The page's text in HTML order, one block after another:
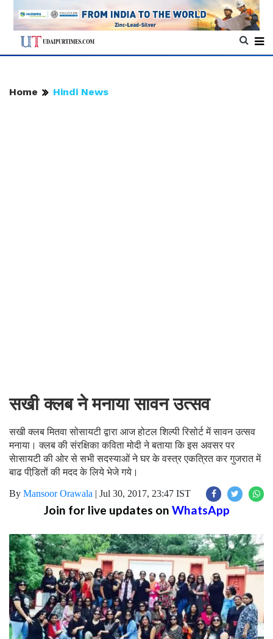
Home Hindi News
सखी क्लब ने मनाया सावन उत्सव
सखी क्लब मितवा सोसायटी द्वारा आज होटल शिल्पी रिसोर्ट में सावन उत्सव
मनाया। क्लब की संरक्षिका कविता मोदी ने बताया कि इस अवसर पर
सेासायटी की ओर से सभी सदस्याओं ने घर के वस्त्र एकत्रित कर गुजरात में
बाढ पीडि़तों की मदद के लिये भेजे गये।
By Mansoor Orawala | Jul 30, 2017, 23:47 IST
Join for live updates on WhatsApp